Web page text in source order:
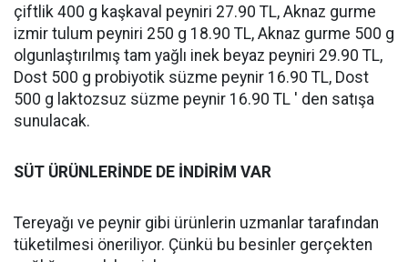
çiftlik 400 g kaşkaval peyniri 27.90 TL, Aknaz gurme
izmir tulum peyniri 250 g 18.90 TL, Aknaz gurme 500 g
olgunlaştırılmış tam yağlı inek beyaz peyniri 29.90 TL,
Dost 500 g probiyotik süzme peynir 16.90 TL, Dost
500 g laktozsuz süzme peynir 16.90 TL ' den satışa
sunulacak.
SÜT ÜRÜNLERİNDE DE İNDİRİM VAR
Tereyağı ve peynir gibi ürünlerin uzmanlar tarafından
tüketilmesi öneriliyor. Çünkü bu besinler gerçekten